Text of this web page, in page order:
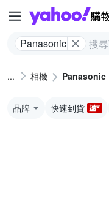
Panasonic
相機 Panasonic
品牌 快速到貨